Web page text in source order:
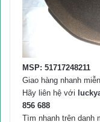
MSP: 51717248211
Giao hàng nhanh
Hãy liên hệ với
856 688
Tìm nhanh trên danh